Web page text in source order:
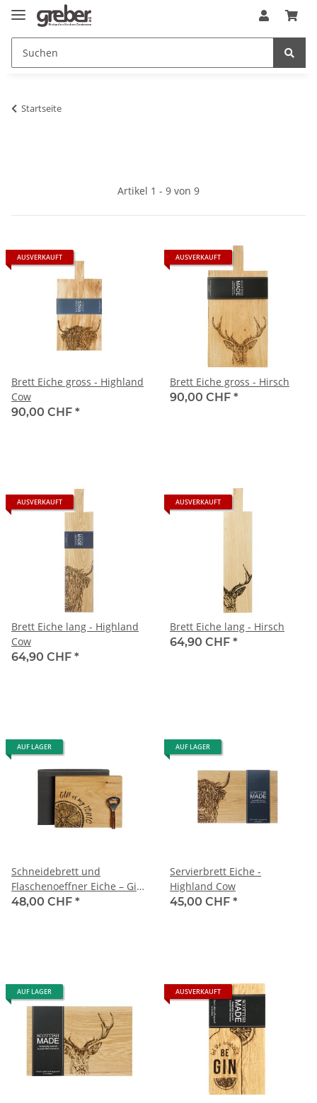
Startseite
Artikel 1 - 9 von 9
AUSVERKAUFT
Brett Eiche gross - Highland
Cow
90,00 CHF *
AUSVERKAUFT
Brett Eiche gross - Hirsch
90,00 CHF *
AUSVERKAUFT
Brett Eiche lang - Highland
Cow
64,90 CHF *
AUSVERKAUFT
Brett Eiche lang - Hirsch
64,90 CHF *
AUF LAGER
Schneidebrett und
Flaschenoeffner Eiche – Gin
Is My Tonic
48,00 CHF *
AUF LAGER
Servierbrett Eiche -
Highland Cow
45,00 CHF *
AUF LAGER AUSVERKAUFT